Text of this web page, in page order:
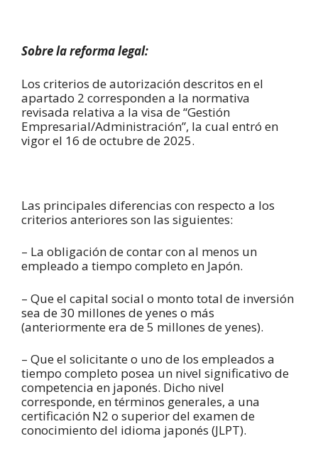
Sobre la reforma legal:
Los criterios de autorización descritos en el
apartado 2 corresponden a la normativa
revisada relativa a la visa de “Gestión
Empresarial/Administración”, la cual entró en
vigor el 16 de octubre de 2025.
Las principales diferencias con respecto a los
criterios anteriores son las siguientes:
– La obligación de contar con al menos un
empleado a tiempo completo en Japón.
– Que el capital social o monto total de inversión
sea de 30 millones de yenes o más
(anteriormente era de 5 millones de yenes).
– Que el solicitante o uno de los empleados a
tiempo completo posea un nivel significativo de
competencia en japonés. Dicho nivel
corresponde, en términos generales, a una
certificación N2 o superior del examen de
conocimiento del idioma japonés (JLPT).